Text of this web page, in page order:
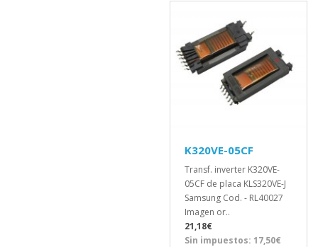
K320VE-05CF
Transf. inverter K320VE-
05CF de placa KLS320VE-J
Samsung Cod. - RL40027
Imagen or..
21,18€
Sin impuestos: 17,50€